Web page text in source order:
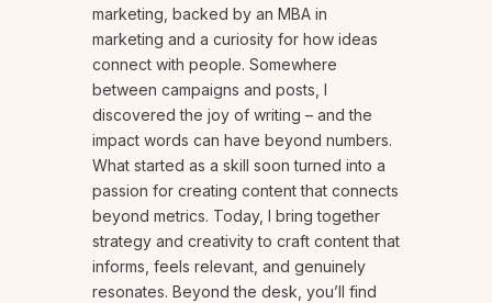
marketing, backed by an MBA in
marketing and a curiosity for how ideas
connect with people. Somewhere
between campaigns and posts, I
discovered the joy of writing – and the
impact words can have beyond numbers.
What started as a skill soon turned into a
passion for creating content that connects
beyond metrics. Today, I bring together
strategy and creativity to craft content that
informs, feels relevant, and genuinely
resonates. Beyond the desk, you’ll find